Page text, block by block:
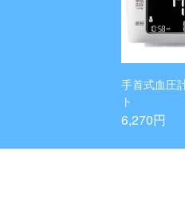
手首式血圧
ト
6,270円